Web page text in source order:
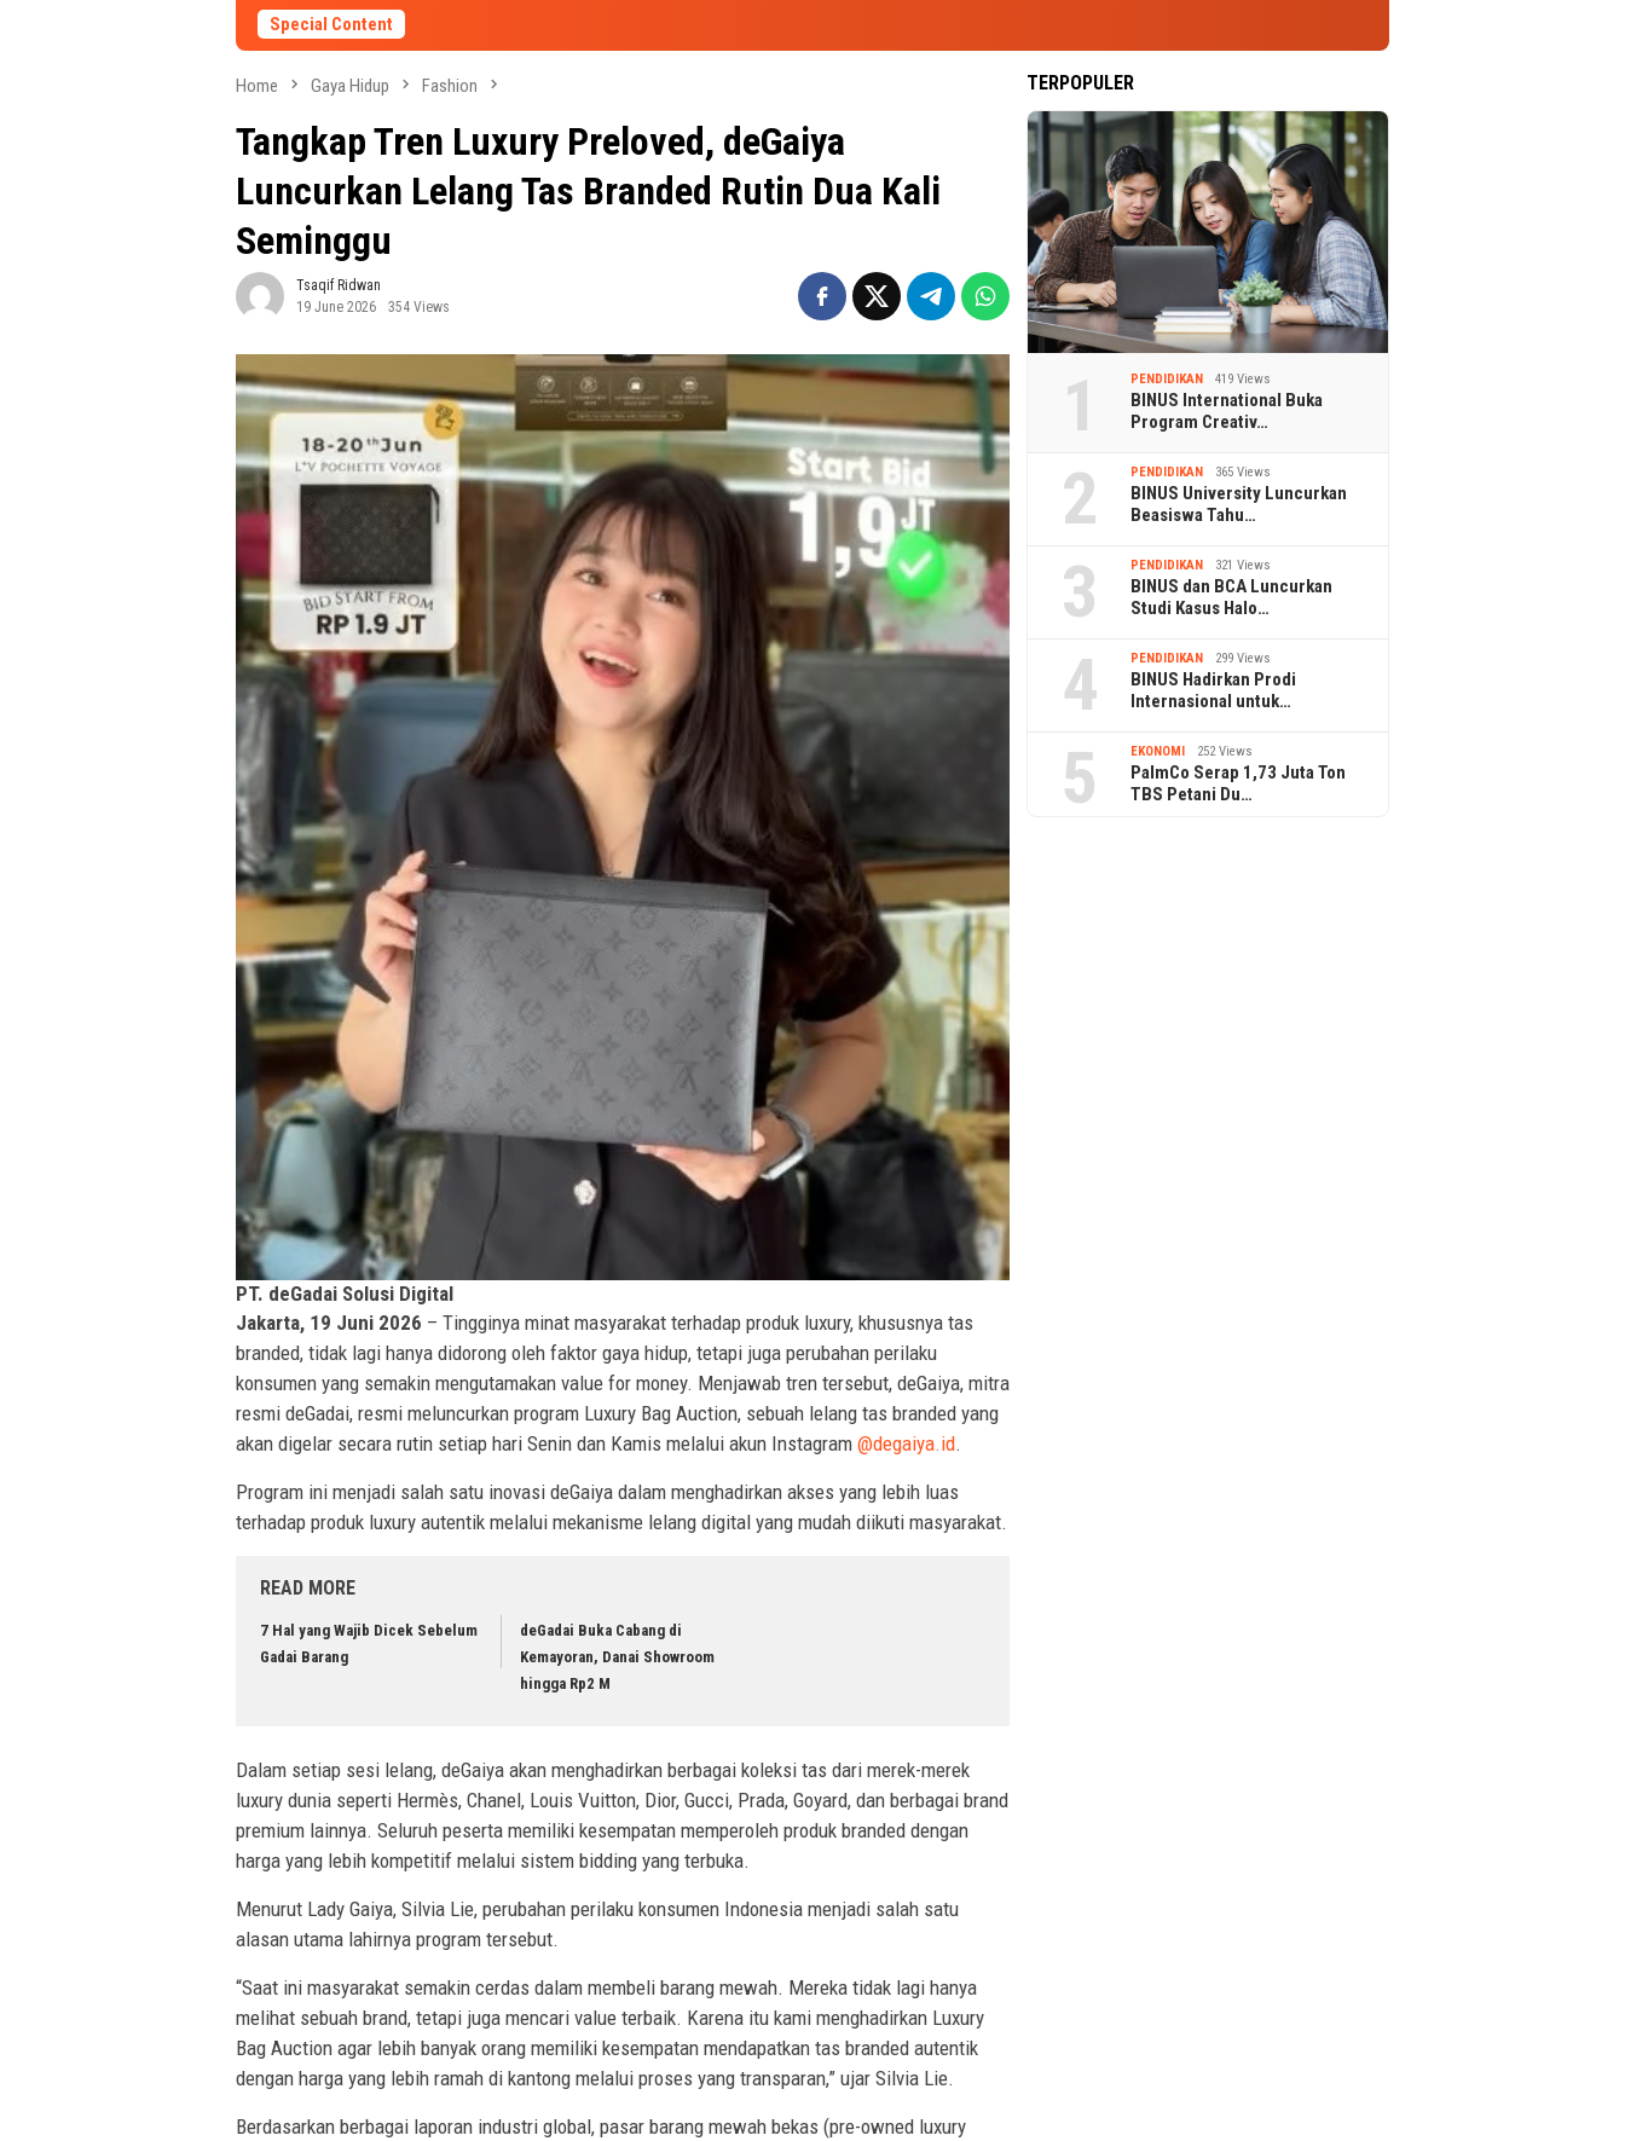
Special Content
Home Gaya Hidup Fashion
Tangkap Tren Luxury Preloved, deGaiya
Luncurkan Lelang Tas Branded Rutin Dua Kali
Seminggu
Tsaqif Ridwan
19 June 2026
354 Views
PT. deGadai Solusi Digital
Jakarta, 19 Juni 2026 – Tingginya minat masyarakat terhadap produk luxury, khususnya tas
branded, tidak lagi hanya didorong oleh faktor gaya hidup, tetapi juga perubahan perilaku
konsumen yang semakin mengutamakan value for money. Menjawab tren tersebut, deGaiya, mitra
resmi deGadai, resmi meluncurkan program Luxury Bag Auction, sebuah lelang tas branded yang
akan digelar secara rutin setiap hari Senin dan Kamis melalui akun Instagram @degaiya.id.
Program ini menjadi salah satu inovasi deGaiya dalam menghadirkan akses yang lebih luas
terhadap produk luxury autentik melalui mekanisme lelang digital yang mudah diikuti masyarakat.
READ MORE
7 Hal yang Wajib Dicek Sebelum
Gadai Barang
deGadai Buka Cabang di
Kemayoran, Danai Showroom
hingga Rp2 M
Dalam setiap sesi lelang, deGaiya akan menghadirkan berbagai koleksi tas dari merek-merek
luxury dunia seperti Hermès, Chanel, Louis Vuitton, Dior, Gucci, Prada, Goyard, dan berbagai brand
premium lainnya. Seluruh peserta memiliki kesempatan memperoleh produk branded dengan
harga yang lebih kompetitif melalui sistem bidding yang terbuka.
Menurut Lady Gaiya, Silvia Lie, perubahan perilaku konsumen Indonesia menjadi salah satu
alasan utama lahirnya program tersebut.
“Saat ini masyarakat semakin cerdas dalam membeli barang mewah. Mereka tidak lagi hanya
melihat sebuah brand, tetapi juga mencari value terbaik. Karena itu kami menghadirkan Luxury
Bag Auction agar lebih banyak orang memiliki kesempatan mendapatkan tas branded autentik
dengan harga yang lebih ramah di kantong melalui proses yang transparan,” ujar Silvia Lie.
Berdasarkan berbagai laporan industri global, pasar barang mewah bekas (pre-owned luxury
TERPOPULER
1 PENDIDIKAN 419 Views
BINUS International Buka
Program Creativ…
2 PENDIDIKAN 365 Views
BINUS University Luncurkan
Beasiswa Tahu…
3 PENDIDIKAN 321 Views
BINUS dan BCA Luncurkan
Studi Kasus Halo…
4 PENDIDIKAN 299 Views
BINUS Hadirkan Prodi
Internasional untuk…
5 EKONOMI 252 Views
PalmCo Serap 1,73 Juta Ton
TBS Petani Du…